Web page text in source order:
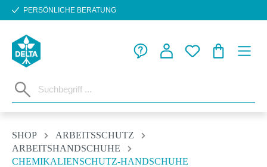
Zum Hauptinhalt springen
PERSÖNLICHE BERATUNG
SHOP
ARBEITSSCHUTZ
ARBEITSHANDSCHUHE
CHEMIKALIENSCHUTZ-HANDSCHUHE